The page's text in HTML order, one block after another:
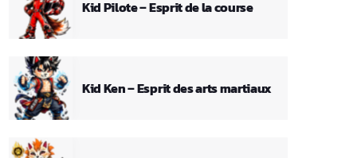
Kid Pilote – Esprit de la course
Kid Ken – Esprit des arts martiaux